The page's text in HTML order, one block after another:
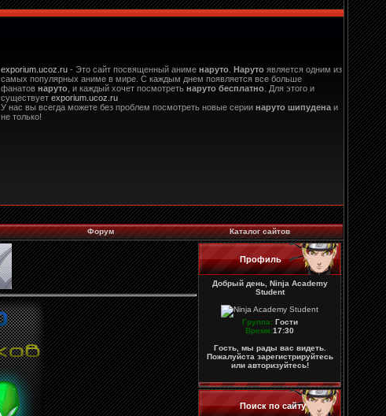
exporium.ucoz.ru - Это сайт посвященный аниме наруто Наруто является одним из
самых популярных аниме в мире. С каждым днем появляется все больше
фанатов наруто , и каждый хочет посмотреть наруто бесплатно . Для этого и
существует exporium.ucoz.ru
У нас вы всегда можете без проблем посмотреть новые серии наруто шипудена и
не только!
Форум Каталог сайтов
Профиль
Добрый день, Ninja Academy
Student
Группа: Гости
Время:17:30
Гость, мы рады вас видеть.
Пожалуйста зарегистрируйтесь
или авторизуйтесь!
Поиск по сайту